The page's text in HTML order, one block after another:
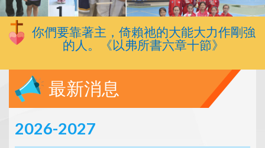
你們要靠著主，倚賴祂的大能大力作剛強
的人。《以弗所書六章十節》
最新消息
2026-2027